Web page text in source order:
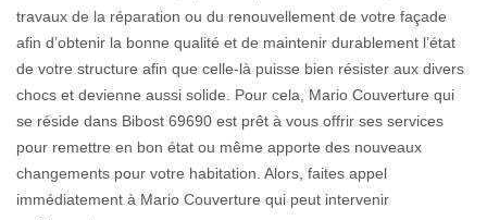
travaux de la réparation ou du renouvellement de votre façade
afin d’obtenir la bonne qualité et de maintenir durablement l’état
de votre structure afin que celle-là puisse bien résister aux divers
chocs et devienne aussi solide. Pour cela, Mario Couverture qui
se réside dans Bibost 69690 est prêt à vous offrir ses services
pour remettre en bon état ou même apporte des nouveaux
changements pour votre habitation. Alors, faites appel
immédiatement à Mario Couverture qui peut intervenir